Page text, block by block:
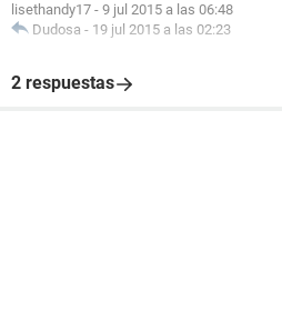
lisethandy17 - 9 jul 2015 a las 06:48
Dudosa - 19 jul 2015 a las 02:23
2 respuestas